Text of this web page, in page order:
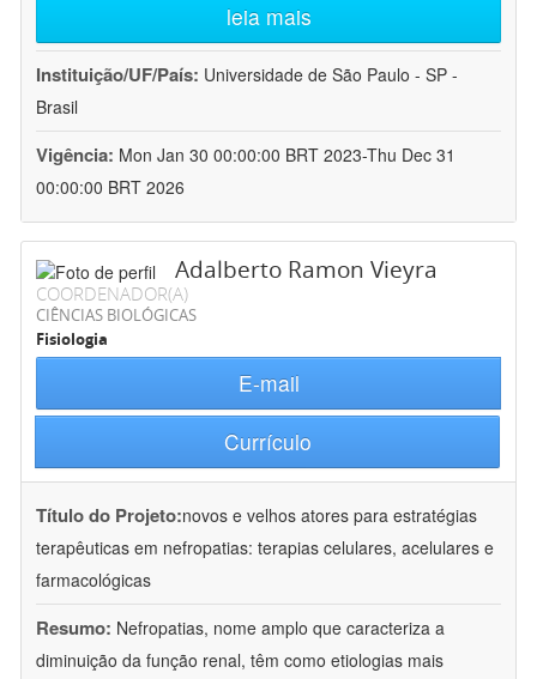
leia mais
Instituição/UF/País: Universidade de São Paulo - SP -
Brasil
Vigência: Mon Jan 30 00:00:00 BRT 2023-Thu Dec 31
00:00:00 BRT 2026
Adalberto Ramon Vieyra
COORDENADOR(A)
CIÊNCIAS BIOLÓGICAS
Fisiologia
E-mail
Currículo
Título do Projeto:novos e velhos atores para estratégias
terapêuticas em nefropatias: terapias celulares, acelulares e
farmacológicas
Resumo: Nefropatias, nome amplo que caracteriza a
diminuição da função renal, têm como etiologias mais